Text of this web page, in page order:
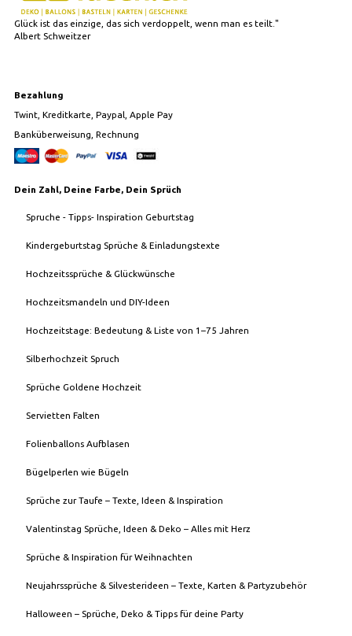
Glück ist das einzige, das sich verdoppelt, wenn man es teilt."
Albert Schweitzer
Bezahlung
Twint, Kreditkarte, Paypal, Apple Pay
Banküberweisung, Rechnung
Dein Zahl, Deine Farbe, Dein Sprüch
Spruche - Tipps- Inspiration Geburtstag
Kindergeburtstag Sprüche & Einladungstexte
Hochzeitssprüche & Glückwünsche
Hochzeitsmandeln und DIY-Ideen
Hochzeitstage: Bedeutung & Liste von 1–75 Jahren
Silberhochzeit Spruch
Sprüche Goldene Hochzeit
Servietten Falten
Folienballons Aufblasen
Bügelperlen wie Bügeln
Sprüche zur Taufe – Texte, Ideen & Inspiration
Valentinstag Sprüche, Ideen & Deko – Alles mit Herz
Sprüche & Inspiration für Weihnachten
Neujahrssprüche & Silvesterideen – Texte, Karten & Partyzubehör
Halloween – Sprüche, Deko & Tipps für deine Party